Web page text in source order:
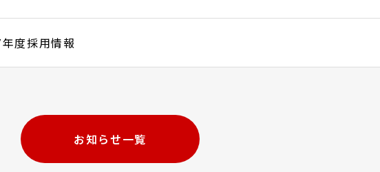
度採用情報
お知らせ一覧